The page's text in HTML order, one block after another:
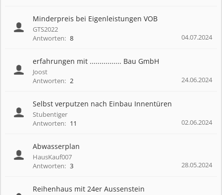
Minderpreis bei Eigenleistungen VOB
GTS2022
Antworten: 8 04.07.2024
erfahrungen mit ................ Bau GmbH
Joost
Antworten: 2 24.06.2024
Selbst verputzen nach Einbau Innentüren
Stubentiger
Antworten: 11 02.06.2024
Abwasserplan
HausKauf007
Antworten: 3 28.05.2024
Reihenhaus mit 24er Aussenstein